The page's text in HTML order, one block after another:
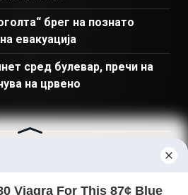
брег на познато
евакуација
сред булевар, пречи на
на црвено